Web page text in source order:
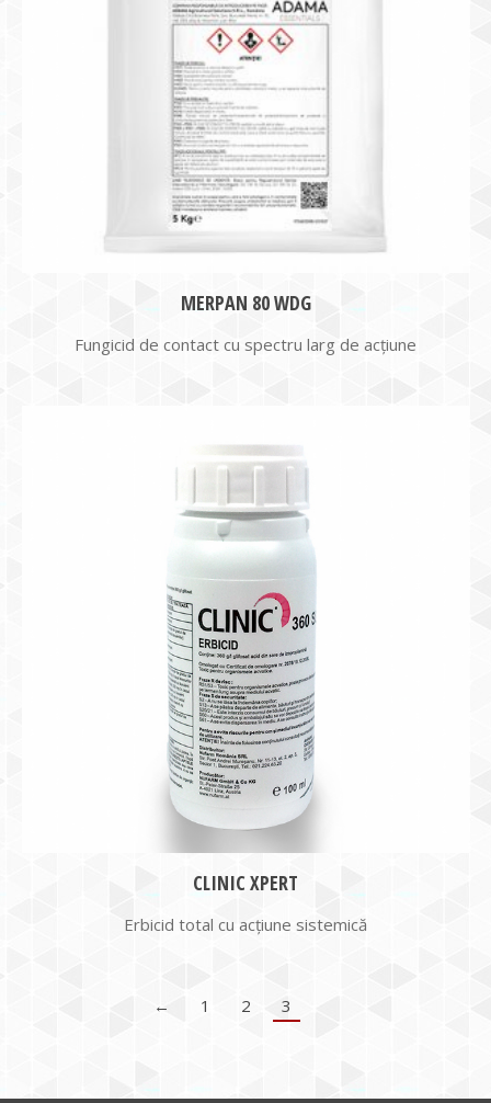
MERPAN 80 WDG
Fungicid de contact cu spectru larg de acţiune
CLINIC XPERT
Erbicid total cu acţiune sistemică
← 1 2 3